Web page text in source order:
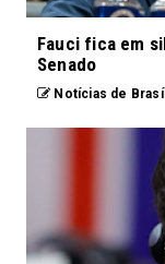
Fauci fica em
Senado
Notícias de